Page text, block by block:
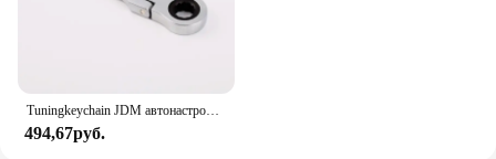
Tuningkeychain JDM автонастройка автомобиля 10 мм трещотка Ключ Брелок брелок металлический брелок
494,67руб.